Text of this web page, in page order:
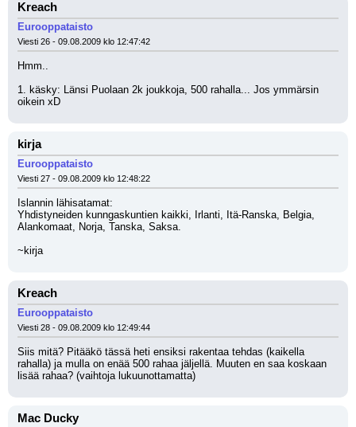
Kreach
Eurooppataisto
Viesti 26 - 09.08.2009 klo 12:47:42
Hmm..
1. käsky: Länsi Puolaan 2k joukkoja, 500 rahalla... Jos ymmärsin
oikein xD
kirja
Eurooppataisto
Viesti 27 - 09.08.2009 klo 12:48:22
Islannin lähisatamat:
Yhdistyneiden kunngaskuntien kaikki, Irlanti, Itä-Ranska, Belgia,
Alankomaat, Norja, Tanska, Saksa.
~kirja
Kreach
Eurooppataisto
Viesti 28 - 09.08.2009 klo 12:49:44
Siis mitä? Pitääkö tässä heti ensiksi rakentaa tehdas (kaikella
rahalla) ja mulla on enää 500 rahaa jäljellä. Muuten en saa koskaan
lisää rahaa? (vaihtoja lukuunottamatta)
Mac Ducky